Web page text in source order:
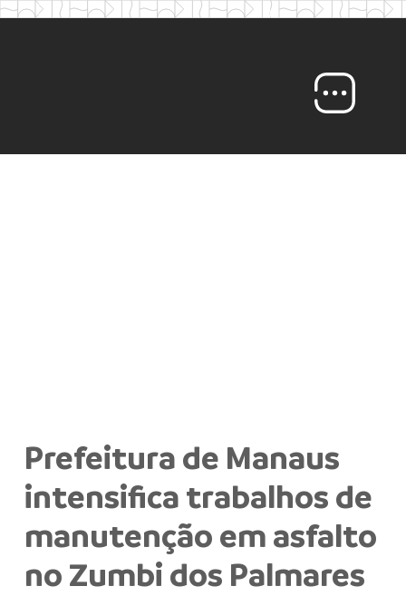
Prefeitura de Manaus
intensifica trabalhos de
manutenção em asfalto
no Zumbi dos Palmares